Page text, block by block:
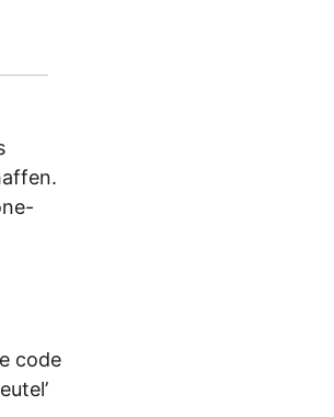
code